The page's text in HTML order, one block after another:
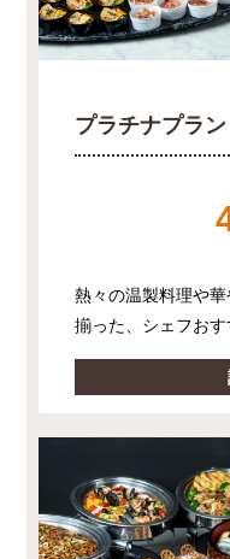
プラチナプラン
熱々の温製料理や
揃った、シェフおす